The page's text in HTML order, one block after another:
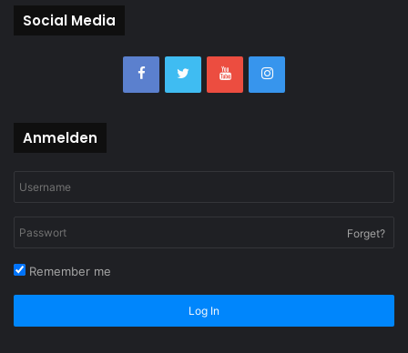
Social Media
Anmelden
Forget?
Remember me
Log In